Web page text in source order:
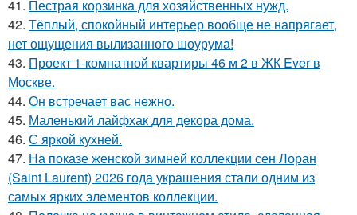
41. Пестрая корзинка для хозяйственных нужд.
42. Тёплый, спокойный интерьер вообще не напрягает,
нет ощущения вылизанного шоурума!
43. Проект 1-комнатной квартиры 46 м 2 в ЖК Ever в
Москве.
44. Он встречает вас нежно.
45. Маленький лайфхак для декора дома.
46. С яркой кухней.
47. На показе женской зимней коллекции сен Лоран
(Saint Laurent) 2026 года украшения стали одним из
самых ярких элементов коллекции.